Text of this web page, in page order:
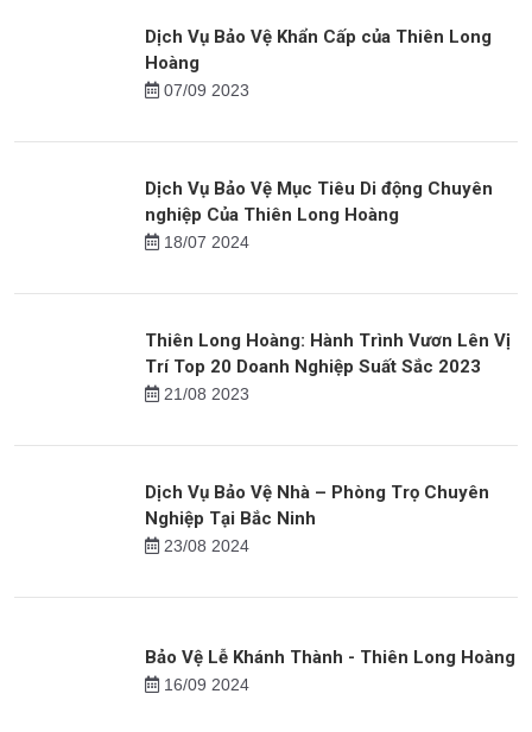
Dịch Vụ Bảo Vệ Khẩn Cấp của Thiên Long
Hoàng
07/09 2023
Dịch Vụ Bảo Vệ Mục Tiêu Di động Chuyên
nghiệp Của Thiên Long Hoàng
18/07 2024
Thiên Long Hoàng: Hành Trình Vươn Lên Vị
Trí Top 20 Doanh Nghiệp Suất Sắc 2023
21/08 2023
Dịch Vụ Bảo Vệ Nhà – Phòng Trọ Chuyên
Nghiệp Tại Bắc Ninh
23/08 2024
Bảo Vệ Lễ Khánh Thành - Thiên Long Hoàng
16/09 2024